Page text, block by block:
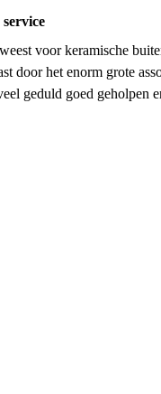
voor keramische
door het enorm grote
geduld goed geholpen